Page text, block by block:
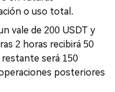
o uso total.
vale de 200 USDT y
2 horas recibirá 50
restante será 150
posteriores